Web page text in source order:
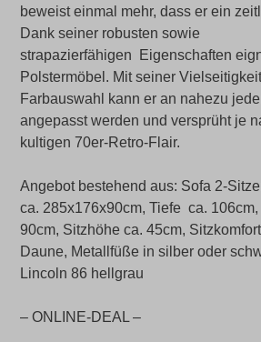
beweist einmal mehr, dass er ein
Dank seiner robusten sowie
strapazierfähigen Eigenschaften
Polstermöbel. Mit seiner
Farbauswahl kann er an nahezu
angepasst werden und versprüht je
kultigen 70er-Retro-Flair.
Angebot bestehend aus: Sofa 2-
ca. 285x176x90cm, Tiefe ca.
90cm, Sitzhöhe ca. 45cm,
Daune, Metallfüße in silber oder
Lincoln 86 hellgrau
– ONLINE-DEAL –